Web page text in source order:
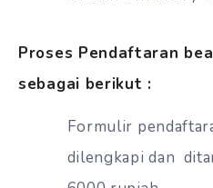
Proses Pendaftaran
sebagai berikut :
Formulir
dilengkapi dan